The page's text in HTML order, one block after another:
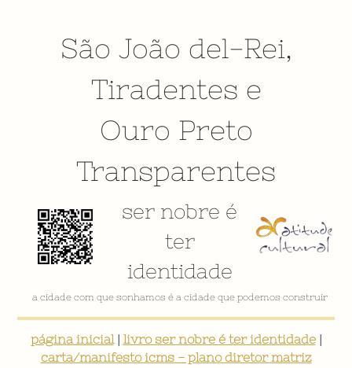
São João del-Rei,
Tiradentes e
Ouro Preto
Transparentes
ser nobre é
ter
identidade
a cidade com que sonhamos é a cidade que podemos construir
página inicial| livro ser nobre é ter identidade|
carta/manifesto icms - plano diretor matriz